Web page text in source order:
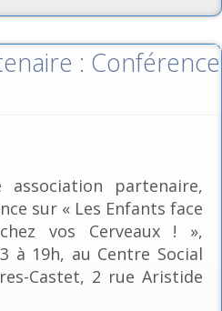
: Conférence
association partenaire,
sur « Les Enfants face
vos Cerveaux ! »,
à 19h, au Centre Social
Castet, 2 rue Aristide